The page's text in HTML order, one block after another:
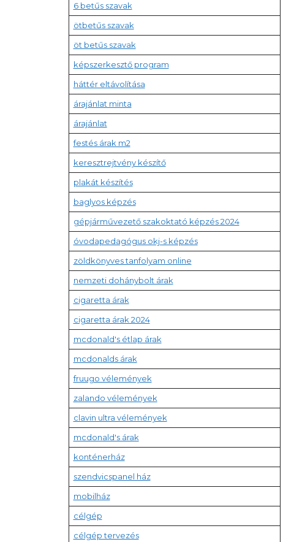
6 betűs szavak
ötbetűs szavak
öt betűs szavak
képszerkesztő program
háttér eltávolítása
árajánlat minta
árajánlat
festés árak m2
keresztrejtvény készítő
plakát készítés
baglyos képzés
gépjárművezető szakoktató képzés 2024
óvodapedagógus okj-s képzés
zöldkönyves tanfolyam online
nemzeti dohánybolt árak
cigaretta árak
cigaretta árak 2024
mcdonald's étlap árak
mcdonalds árak
fruugo vélemények
zalando vélemények
clavin ultra vélemények
mcdonald's árak
konténerház
szendvicspanel ház
mobilház
célgép
célgép tervezés